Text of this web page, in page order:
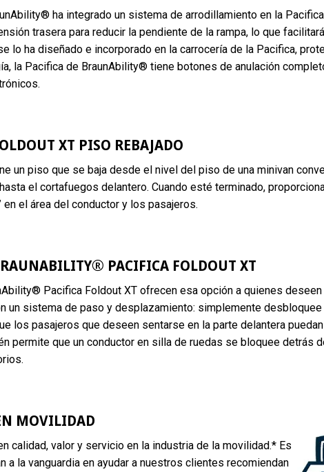
ha integrado un sistema de arrodillamiento en la
trasera para reducir la pendiente de la rampa, lo que
lo ha diseñado e incorporado en la carrocería de la Pacifica,
la Pacifica de BraunAbility® tiene botones de anulación
XT PISO REBAJADO
un piso que se baja desde el nivel del piso de una minivan
el cortafuegos delantero. Cuando esté terminado,
en el área del conductor y los pasajeros.
PACIFICA FOLDOUT XT
Pacifica Foldout XT ofrecen esa opción a quienes deseen
un sistema de paso y desplazamiento: simplemente
los pasajeros que deseen sentarse en la parte delantera
permite que un conductor en silla de ruedas se bloquee detrás
MOVILIDAD
calidad, valor y servicio en la industria de la movilidad.* Es
la vanguardia en ayudar a nuestros clientes recomiendan